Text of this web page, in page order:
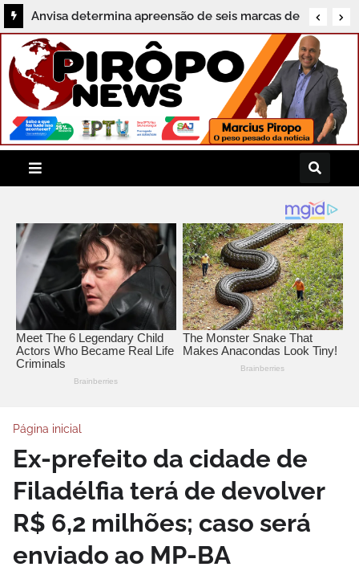
Anvisa determina apreensão de seis marcas de
sal vendidas irregularmente no Brasil
Página inicial
Ex-prefeito da cidade de
Filadélfia terá de devolver
R$ 6,2 milhões; caso será
enviado ao MP-BA